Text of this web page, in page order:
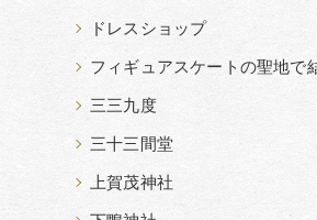
ドレスショップ
フィギュアスケートの聖地で
三三九度
三十三間堂
上賀茂神社